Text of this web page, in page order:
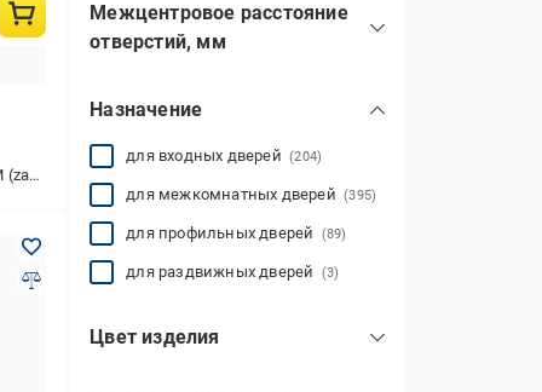
Межцентровое расстояние
отверстий, мм
50(4)
показать все
Назначение
для входных дверей(204)
для межкомнатных дверей(395)
для профильных дверей (89)
для раздвижных дверей (3)
Цвет изделия